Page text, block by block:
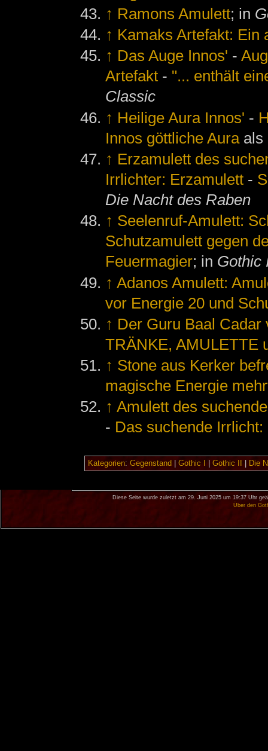
↑ Ramons Amulett; in
↑ Kamaks Artefakt: Ein
↑ Das Auge Innos' -
Artefakt - "... enthält
Classic
↑ Heilige Aura Innos' -
Innos göttliche Auraals
↑ Erzamulett des
Irrlichter: Erzamulett -
Die Nacht des Raben
↑ Seelenruf-Amulett:
Schutzamulett gegen
Feuermagier; in Gothic
↑ Adanos Amulett:
vor Energie 20 und
↑ Der Guru Baal
TRÄNKE, AMULETTE
↑ Stone aus Kerker
magische Energie
↑ Amulett des
- Das suchende
Kategorien: Gegenstand Gothic I Gothic II Die
Diese Seite wurde zuletzt am 29. Juni 2025 um 19:37 Uhr
Über den